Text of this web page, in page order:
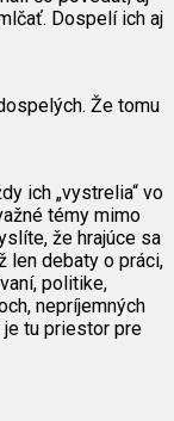
Dospelí ich aj
Že tomu
ich „vystrelia“ vo
témy mimo
že hrajúce sa
len debaty o práci,
politike,
nepríjemných
tu priestor pre